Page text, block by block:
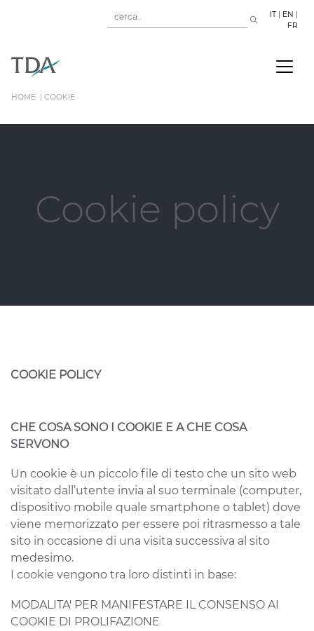
IT| EN |
FR
HOME COOKIE
Cookie policy
COOKIE POLICY
CHE COSA SONO I COOKIE E A CHE COSA
SERVONO
Un cookie è un piccolo file di testo che un sito web
visitato dall’utente invia al suo terminale (computer,
dispositivo mobile quale smartphone o tablet) dove
viene memorizzato per essere poi ritrasmesso a tale
sito in occasione di una visita successiva al sito
medesimo.
I cookie vengono tra loro distinti in base:
MODALITA' PER MANIFESTARE IL CONSENSO AI
COOKIE DI PROLIFAZIONE